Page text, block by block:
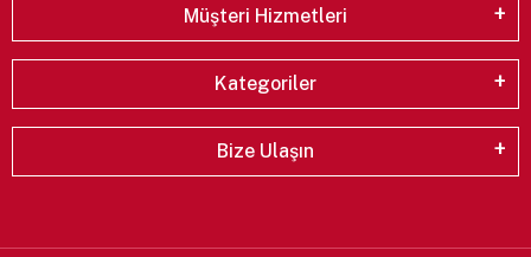
Müşteri Hizmetleri
Kategoriler
Bize Ulaşın